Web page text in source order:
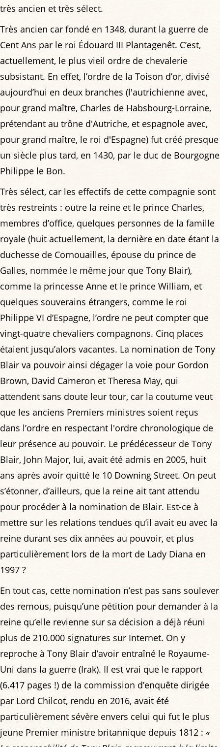
très ancien et très sélect.
Très ancien car fondé en 1348, durant la guerre de
Cent Ans par le roi Édouard III Plantagenêt. C’est,
actuellement, le plus vieil ordre de chevalerie
subsistant. En effet, l’ordre de la Toison d’or, divisé
aujourd’hui en deux branches (l'autrichienne avec,
pour grand maître, Charles de Habsbourg-Lorraine,
prétendant au trône d'Autriche, et espagnole avec,
pour grand maître, le roi d'Espagne) fut créé presque
un siècle plus tard, en 1430, par le duc de Bourgogne
Philippe le Bon.
Très sélect, car les effectifs de cette compagnie sont
très restreints : outre la reine et le prince Charles,
membres d’office, quelques personnes de la famille
royale (huit actuellement, la dernière en date étant la
duchesse de Cornouailles, épouse du prince de
Galles, nommée le même jour que Tony Blair),
comme la princesse Anne et le prince William, et
quelques souverains étrangers, comme le roi
Philippe VI d’Espagne, l’ordre ne peut compter que
vingt-quatre chevaliers compagnons. Cinq places
étaient jusqu’alors vacantes. La nomination de Tony
Blair va pouvoir ainsi dégager la voie pour Gordon
Brown, David Cameron et Theresa May, qui
attendent sans doute leur tour, car la coutume veut
que les anciens Premiers ministres soient reçus
dans l’ordre en respectant l'ordre chronologique de
leur présence au pouvoir. Le prédécesseur de Tony
Blair, John Major, lui, avait été admis en 2005, huit
ans après avoir quitté le 10 Downing Street. On peut
s’étonner, d’ailleurs, que la reine ait tant attendu
pour procéder à la nomination de Blair. Est-ce à
mettre sur les relations tendues qu’il avait eu avec la
reine durant ses dix années au pouvoir, et plus
particulièrement lors de la mort de Lady Diana en
1997 ?
En tout cas, cette nomination n’est pas sans soulever
des remous, puisqu’une pétition pour demander à la
reine qu’elle revienne sur sa décision a déjà réuni
plus de 210.000 signatures sur Internet. On y
reproche à Tony Blair d’avoir entraîné le Royaume-
Uni dans la guerre (Irak). Il est vrai que le rapport
(6.417 pages !) de la commission d’enquête dirigée
par Lord Chilcot, rendu en 2016, avait été
particulièrement sévère envers celui qui fut le plus
jeune Premier ministre britannique depuis 1812 : «